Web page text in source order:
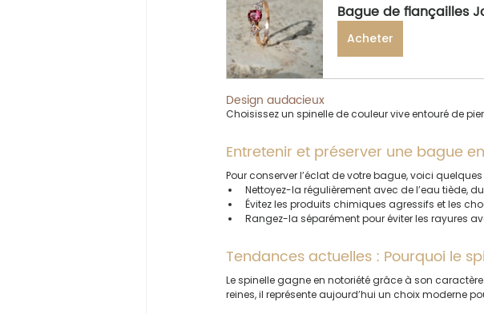
Bague de fiançailles
Acheter
Design audacieux
Choisissez un spinelle de couleur vive entouré de
Entretenir et préserver une bague
Pour conserver l’éclat de votre bague, voici
Nettoyez-la régulièrement avec de l’eau tiède,
Évitez les produits chimiques agressifs et les
Rangez-la séparément pour éviter les rayures
Tendances actuelles : Pourquoi le
Le spinelle gagne en notoriété grâce à son
reines, il représente aujourd’hui un choix moderne